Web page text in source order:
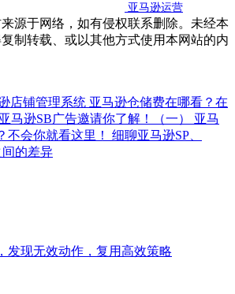
亚马逊运营
源于网络，如有侵权联系删除。未经本
制转载、或以其他方式使用本网站的内
店铺管理系统 亚马逊仓储费在哪看？在
马逊SB广告邀请你了解！（一） 亚马
不会你就看这里！ 细聊亚马逊SP、
间的差异
发现无效动作，复用高效策略